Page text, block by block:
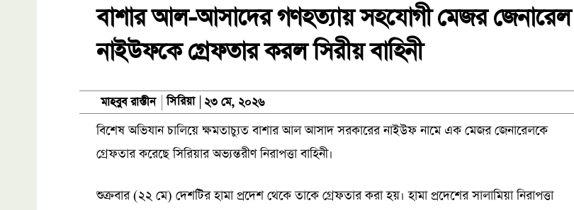
বাশার আল-আসাদের গণহত্যায় সহযোগী মেজর জেনারেল
নাইউফকে গ্রেফতার করল সিরীয় বাহিনী
মাহবুব রাস্তীন সিরিয়া ২৩ মে, ২০২৬
বিশেষ অভিযান চালিয়ে ক্ষমতাচ্যুত বাশার আল আসাদ সরকারের নাইউফ নামে এক মেজর জেনারেলকে
গ্রেফতার করেছে সিরিয়ার অভ্যন্তরীণ নিরাপত্তা বাহিনী।
শুক্রবার (২২ মে) দেশটির হামা প্রদেশ থেকে তাকে গ্রেফতার করা হয়। হামা প্রদেশের সালামিয়া নিরাপত্তা